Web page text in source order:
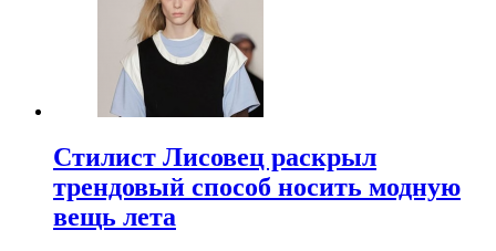
Стилист Лисовец раскрыл
трендовый способ носить модную
вещь лета